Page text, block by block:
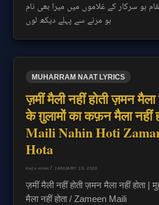
ہو سرکار کے غلاموں میں میرا بھی نام
ہو مرنے سے پہلے دیکھ لوں
MUHARRAM NAAT LYRICS
ज़मीं मैली नहीं होती ज़मन मैला
के ग़ुलामों का कफ़न मैला नहीं
Maili Nahin Hoti
Hota
RAZA KHAN/ JANUARY 19, 2026
ज़मीं मैली नहीं होती ज़मन मैला नहीं होता
मैला नहीं होता / Zameen Maili